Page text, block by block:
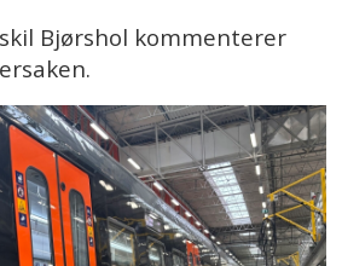
Bjørshol kommenterer